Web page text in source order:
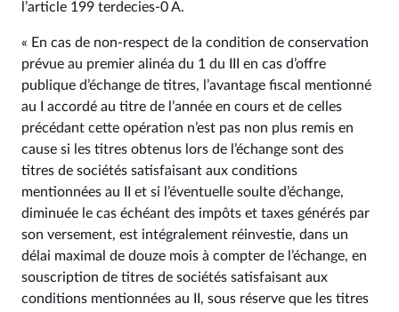
l’article 199 terdecies-0 A.
« En cas de non-respect de la condition de conservation
prévue au premier alinéa du 1 du III en cas d’offre
publique d’échange de titres, l’avantage fiscal mentionné
au I accordé au titre de l’année en cours et de celles
précédant cette opération n’est pas non plus remis en
cause si les titres obtenus lors de l’échange sont des
titres de sociétés satisfaisant aux conditions
mentionnées au II et si l’éventuelle soulte d’échange,
diminuée le cas échéant des impôts et taxes générés par
son versement, est intégralement réinvestie, dans un
délai maximal de douze mois à compter de l’échange, en
souscription de titres de sociétés satisfaisant aux
conditions mentionnées au II, sous réserve que les titres